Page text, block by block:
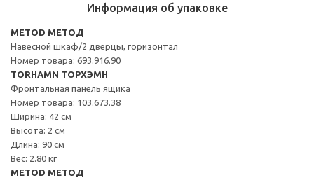
Информация об упаковке
METOD МЕТОД
Навесной шкаф/2 дверцы, горизонтал
Номер товара: 693.916.90
TORHAMN ТОРХЭМН
Фронтальная панель ящика
Номер товара: 103.673.38
Ширина: 42 см
Высота: 2 см
Длина: 90 см
Вес: 2.80 кг
METOD МЕТОД